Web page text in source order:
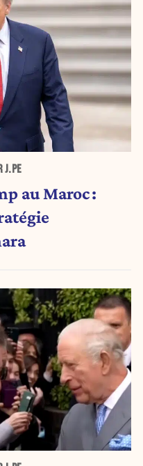
J.PE
au Maroc :